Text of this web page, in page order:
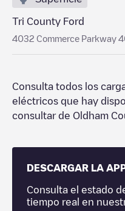
Tri County Ford
4032 Commerce Parkway
Consulta todos los
eléctricos que hay
consultar de Oldham
DESCARGAR LA
Consulta el estado
tiempo real en